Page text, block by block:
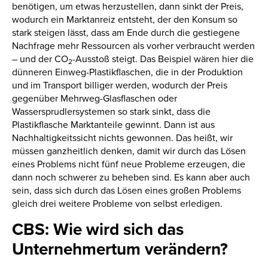
benötigen, um etwas herzustellen, dann sinkt der Preis,
wodurch ein Marktanreiz entsteht, der den Konsum so
stark steigen lässt, dass am Ende durch die gestiegene
Nachfrage mehr Ressourcen als vorher verbraucht werden
– und der CO2-Ausstoß steigt. Das Beispiel wären hier die
dünneren Einweg-Plastikflaschen, die in der Produktion
und im Transport billiger werden, wodurch der Preis
gegenüber Mehrweg-Glasflaschen oder
Wassersprudlersystemen so stark sinkt, dass die
Plastikflasche Marktanteile gewinnt. Dann ist aus
Nachhaltigkeitssicht nichts gewonnen. Das heißt, wir
müssen ganzheitlich denken, damit wir durch das Lösen
eines Problems nicht fünf neue Probleme erzeugen, die
dann noch schwerer zu beheben sind. Es kann aber auch
sein, dass sich durch das Lösen eines großen Problems
gleich drei weitere Probleme von selbst erledigen.
CBS: Wie wird sich das
Unternehmertum verändern?